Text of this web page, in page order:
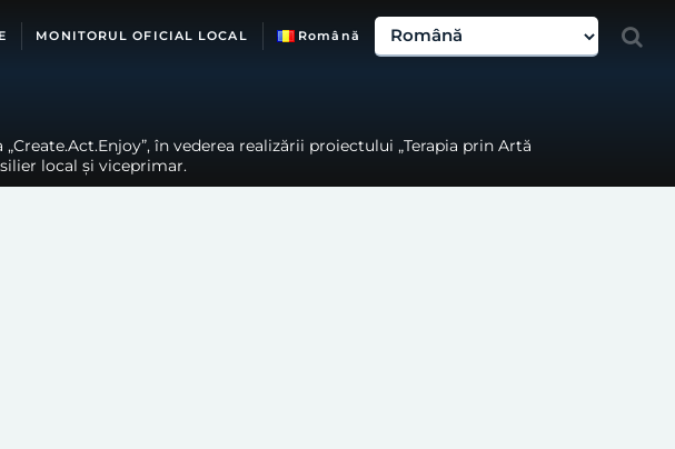
MONITORUL OFICIAL LOCAL Română
în vederea realizării proiectului „Terapia prin Artă
local și viceprimar.